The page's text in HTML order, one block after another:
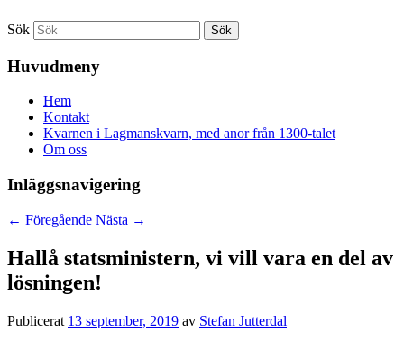
Sök
Huvudmeny
Hem
Kontakt
Kvarnen i Lagmanskvarn, med anor från 1300-talet
Om oss
Inläggsnavigering
← Föregående Nästa →
Hallå statsministern, vi vill vara en del av
lösningen!
Publicerat 13 september, 2019 av Stefan Jutterdal